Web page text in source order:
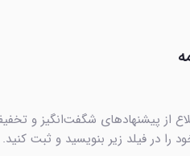
از پیشنهادهای شگفت‌انگیز و
را در فیلد زیر بنویسید و ثبت کنید.